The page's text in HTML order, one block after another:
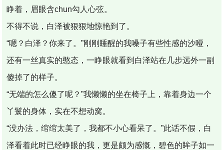
睁着，眉眼含chun勾人心弦。
不得不说，白泽被狠狠地惊艳到了。
“嗯？白泽？你来了。”刚刚睡醒的我嗓子有些性感的沙哑，
还有一丝真实的憨态，一睁眼就看到白泽站在几步远外一副
傻掉了的样子。
“无端的怎么傻了呢？”我懒懒的坐在椅子上，靠着身边一个
丫鬟的身体，实在不想动窝。
“没办法，绾绾太美了，我都不小心看呆了。”此话不假，白
泽看着此时已经睁眼的我，更是颇为感慨，碧色的眸子如一